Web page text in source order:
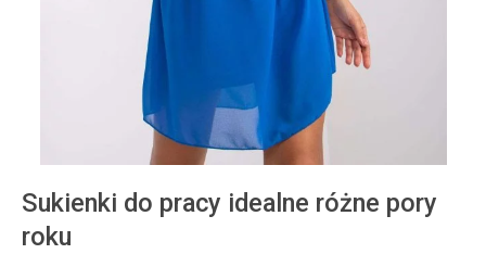
Sukienki do pracy idealne różne pory
roku